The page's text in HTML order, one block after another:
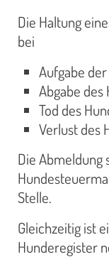
Die Haltung
bei
Aufgabe
Abgabe des
Tod des
Verlust des
Die Abmeldung
Stelle.
Gleichzeitig ist
Hunderegister